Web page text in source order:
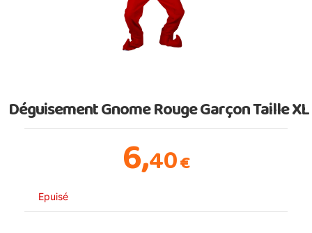
Déguisement Gnome Rouge Garçon Taille XL
6,40€
Epuisé